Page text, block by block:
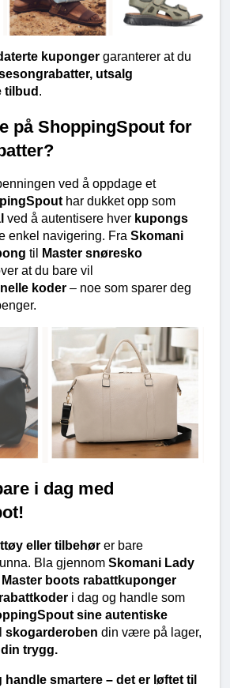
kuponger garanterer at du
utsalg
tilbud .
på ShoppingSpout for
ved å oppdage et
har dukket opp som
ved å autentisere hver kupongs
enkel navigering. Fra Skomani
til
Master snøresko
at du bare vil
koder – noe som sparer deg
i dag med
eller tilbehør er bare
unna. Bla gjennom Skomani Lady
boots rabattkuponger
i dag og handle som
sine autentiske
skogarderoben din være på lager,
trygg.
handle smartere – det er løftet til